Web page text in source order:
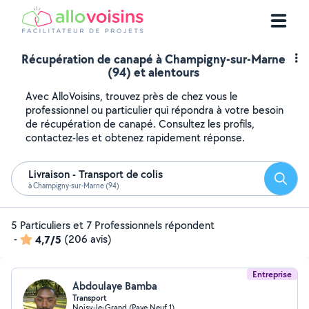
Récupération de canapé à Champigny-sur-Marne
(94) et alentours
Avec AlloVoisins, trouvez près de chez vous le
professionnel ou particulier qui répondra à votre besoin
de récupération de canapé. Consultez les profils,
contactez-les et obtenez rapidement réponse.
Livraison - Transport de colis
à Champigny-sur-Marne (94)
5 Particuliers et 7 Professionnels répondent
-
4,7/5 (206 avis)
Entreprise
Abdoulaye Bamba
Transport